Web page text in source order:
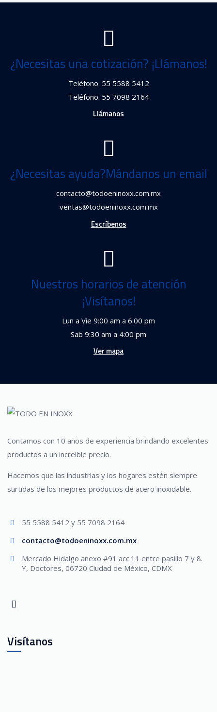
¿Necesitas una cotización? ¡Llámanos!
Teléfono: 55 5588 5412
Teléfono: 55 7098 2164
Llámanos
¿Necesitas ayuda?Mándanos un email
contacto@todoeninoxx.com.mx
ventas@todoeninoxx.com.mx
Escríbenos
Nuestros horarios de atención
¡Visítanos!
Lun a Vie 9:00 am a 6:00 pm
Sab 9:30 am a 4:00 pm
Ver mapa
Contamos con 10 años de experiencia brindando excelentes
productos a un increíble precio.
Hacemos que las industrias y los hogares estén siempre
surtidas de los mejores productos de acero inoxidable.
55 5588 5412 y 55 7098 2164
contacto@todoeninoxx.com.mx
Mercado Hidalgo anexo #91 acc.11 entre pasillo 7 y 8.
Y, Doctores, 06720 Ciudad de México, CDMX
Visítanos